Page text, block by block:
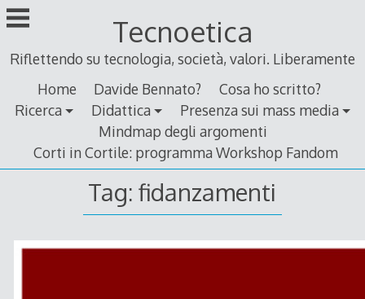
Skip
to
Tecnoetica
Riflettendo su tecnologia, società, valori. Liberamente
Home
Davide Bennato?
Cosa ho scritto?
Ricerca
Didattica
Presenza sui mass media
Mindmap degli argomenti
Corti in Cortile: programma Workshop Fandom
Tag:fidanzamenti